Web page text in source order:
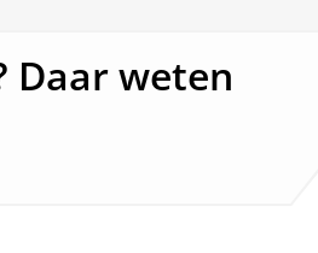
Daar weten